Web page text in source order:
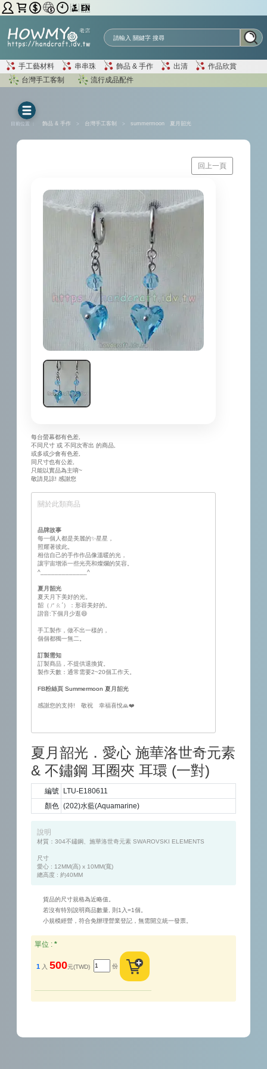
手工藝材料 串串珠 飾品 & 手作 出清
作品欣賞
台灣手工客制
流行成品配件
目前位置 ： 飾品 & 手作 > 台灣手工客制 > summermoon 夏月韶光
回上一頁
每台螢幕都有色差,
不同尺寸 或 不同次寄出 的商品,
或多或少會有色差,
同尺寸也有公差,
只能以實品為主唷~
敬請見諒! 感謝您
關於此類商品
品牌故事
每一個人都是美麗的✨星星，
照耀著彼此。
相信自己的手作作品像溫暖的光，
讓宇宙增添一些光亮和燦爛的笑容。
^_____________^
夏月韶光
夏天月下美好的光。
韶（ㄕㄠˊ）：形容美好的。
諧音:下個月少逛😄
手工製作，做不出一樣的，
個個都獨一無二。
訂製需知
訂製商品，不提供退換貨。
製作天數：通常需要2~20個工作天。
FB粉絲頁 Summermoon 夏月韶光
感謝您的支持! 敬祝 幸福喜悅🙏❤️
夏月韶光．愛心 施華洛世奇元素
& 不鏽鋼 耳圈夾 耳環 (一對)
編號
LTU-E180611
顏色 (202)水藍(Aquamarine)
說明
材質：304不鏽鋼、施華洛世奇元素 SWAROVSKI ELEMENTS
尺寸
愛心 : 12MM(高) x 10MM(寬)
總高度 : 約40MM
貨品的尺寸規格為近略值。
若沒有特別說明商品數量, 則1入=1個。
小規模經營，符合免辦理營業登記，無需開立統一發票。
單位 : *
1 入 500元(TWD) 份